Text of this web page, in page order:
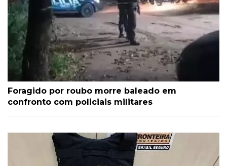
Foragido por roubo morre baleado em
confronto com policiais militares